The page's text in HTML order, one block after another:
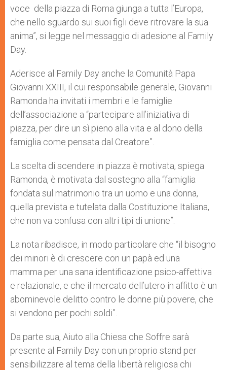
voce della piazza di Roma giunga a tutta l’Europa,
che nello sguardo sui suoi figli deve ritrovare la sua
anima”, si legge nel messaggio di adesione al Family
Day.
Aderisce al Family Day anche la Comunità Papa
Giovanni XXIII, il cui responsabile generale, Giovanni
Ramonda ha invitati i membri e le famiglie
dell’associazione a “partecipare all’iniziativa di
piazza, per dire un sì pieno alla vita e al dono della
famiglia come pensata dal Creatore”.
La scelta di scendere in piazza è motivata, spiega
Ramonda, è motivata dal sostegno alla “famiglia
fondata sul matrimonio tra un uomo e una donna,
quella prevista e tutelata dalla Costituzione Italiana,
che non va confusa con altri tipi di unione”.
La nota ribadisce, in modo particolare che “il bisogno
dei minori è di crescere con un papà ed una
mamma per una sana identificazione psico-affettiva
e relazionale, e che il mercato dell’utero in affitto è un
abominevole delitto contro le donne più povere, che
si vendono per pochi soldi”.
Da parte sua, Aiuto alla Chiesa che Soffre sarà
presente al Family Day con un proprio stand per
sensibilizzare al tema della libertà religiosa chi